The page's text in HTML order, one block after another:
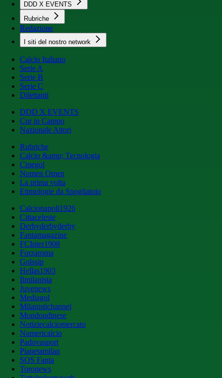
DDD X EVENTS
Rubriche
Redazione
I siti del nostro network
Calcio Italiano
Serie A
Serie B
Serie C
Dilettanti
DDD X EVENTS
Cur in Campo
Nazionale Attori
Rubriche
Calcio &amp; Tecnologia
Cinegol
Nomen Omen
La prima volta
Etimologie da Spogliatoio
Calcionapoli1926
Cittaceleste
Derbyderbyderby
Fantamagazine
FCInter1908
Forzaroma
Golssip
Hellas1903
Ilmilanista
Juvenews
Mediagol
Milanistichannel
Mondoudinese
Notiziecalciomercato
Numericalcio
Padovasport
Pianetamilan
SOS Fanta
Toronews